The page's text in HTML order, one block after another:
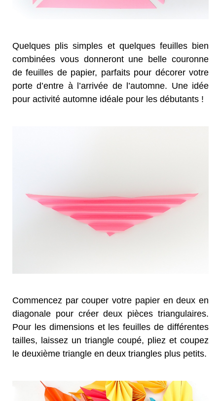
Quelques plis simples et quelques feuilles bien
combinées vous donneront une belle couronne
de feuilles de papier, parfaits pour décorer votre
porte d’entre à l’arrivée de l’automne. Une idée
pour activité automne idéale pour les débutants !
Commencez par couper votre papier en deux en
diagonale pour créer deux pièces triangulaires.
Pour les dimensions et les feuilles de différentes
tailles, laissez un triangle coupé, pliez et coupez
le deuxième triangle en deux triangles plus petits.